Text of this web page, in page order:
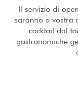
Il servizio di
saranno a vostra
cocktail dal
gastronomiche